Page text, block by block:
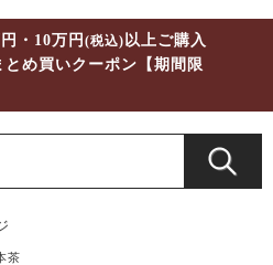
・10万円(税込) 以上ご購入
とめ買いクーポン【期間限
茶